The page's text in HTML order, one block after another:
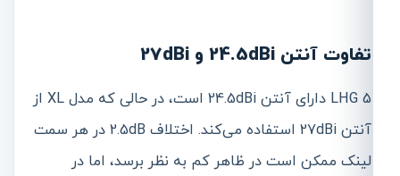
تفاوت آنتن 24.5dBi و 27dBi
LHG 5 دارای آنتن 24.5dBi است، در حالی که مدل XL از
آنتن 27dBi استفاده می‌کند. اختلاف 2.5dB در هر سمت
لینک ممکن است در ظاهر کم به نظر برسد، اما در